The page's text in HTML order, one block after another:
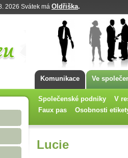
2026 Svátek má Oldřiška.
Komunikace Ve
Společenské podniky
V
Faux pas
Osobnosti
Lucie